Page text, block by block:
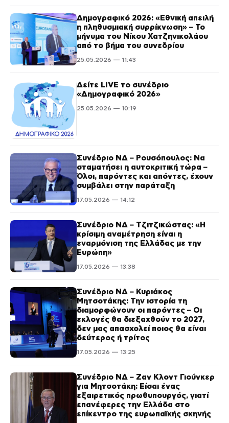
Δημογραφικό 2026: «Εθνική απειλή
η πληθυσμιακή συρρίκνωση» – Το
μήνυμα του Νίκου Χατζηνικολάου
από το βήμα του συνεδρίου
25.05.2026 — 11:43
Δείτε LIVE το συνέδριο
«Δημογραφικό 2026»
25.05.2026 — 10:19
Συνέδριο ΝΔ – Ρουσόπουλος: Να
σταματήσει η αυτοκριτική τώρα –
Όλοι, παρόντες και απόντες, έχουν
συμβάλει στην παράταξη
17.05.2026 — 14:12
Συνέδριο ΝΔ – Τζιτζικώστας: «Η
κρίσιμη αναμέτρηση είναι η
εναρμόνιση της Ελλάδας με την
Ευρώπη»
17.05.2026 — 13:38
Συνέδριο ΝΔ – Κυριάκος
Μητσοτάκης: Την ιστορία τη
διαμορφώνουν οι παρόντες – Οι
εκλογές θα διεξαχθούν το 2027,
δεν μας απασχολεί ποιος θα είναι
δεύτερος ή τρίτος
17.05.2026 — 13:25
Συνέδριο ΝΔ – Ζαν Κλοντ Γιούνκερ
για Μητσοτάκη: Είσαι ένας
εξαιρετικός πρωθυπουργός, γιατί
επανέφερες την Ελλάδα στο
επίκεντρο της ευρωπαϊκής σκηνής